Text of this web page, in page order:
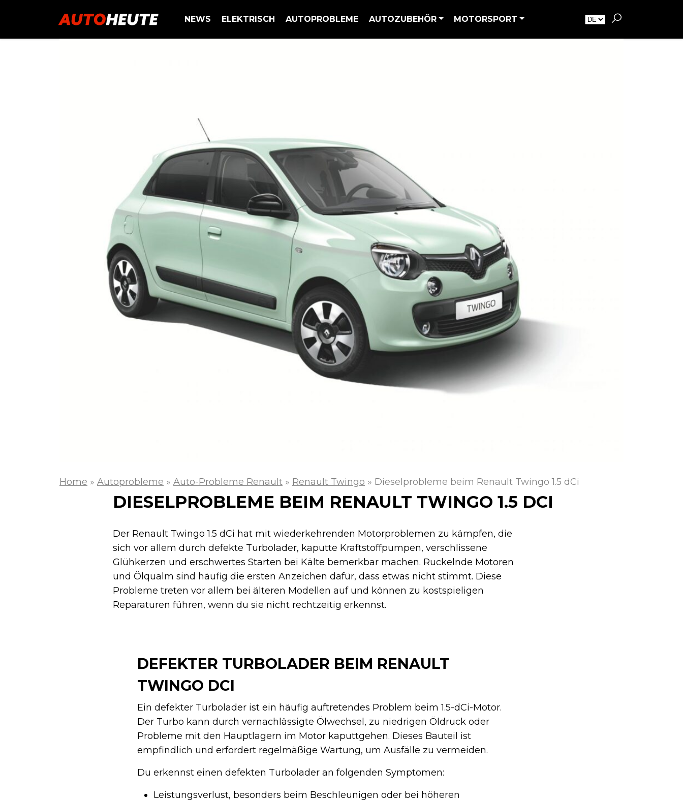
NEWS ELEKTRISCH AUTOPROBLEME AUTOZUBEHÖR MOTORSPORT
Home » Autoprobleme » Auto-Probleme Renault » Renault Twingo » Dieselprobleme beim Renault Twingo 1.5 dCi
DIESELPROBLEME BEIM RENAULT TWINGO 1.5 DCI
Der Renault Twingo 1.5 dCi hat mit wiederkehrenden Motorproblemen zu kämpfen, die
sich vor allem durch defekte Turbolader, kaputte Kraftstoffpumpen, verschlissene
Glühkerzen und erschwertes Starten bei Kälte bemerkbar machen. Ruckelnde Motoren
und Ölqualm sind häufig die ersten Anzeichen dafür, dass etwas nicht stimmt. Diese
Probleme treten vor allem bei älteren Modellen auf und können zu kostspieligen
Reparaturen führen, wenn du sie nicht rechtzeitig erkennst.
DEFEKTER TURBOLADER BEIM RENAULT
TWINGO DCI
Ein defekter Turbolader ist ein häufig auftretendes Problem beim 1.5-dCi-Motor.
Der Turbo kann durch vernachlässigte Ölwechsel, zu niedrigen Öldruck oder
Probleme mit den Hauptlagern im Motor kaputtgehen. Dieses Bauteil ist
empfindlich und erfordert regelmäßige Wartung, um Ausfälle zu vermeiden.
Du erkennst einen defekten Turbolader an folgenden Symptomen:
Leistungsverlust, besonders beim Beschleunigen oder bei höheren